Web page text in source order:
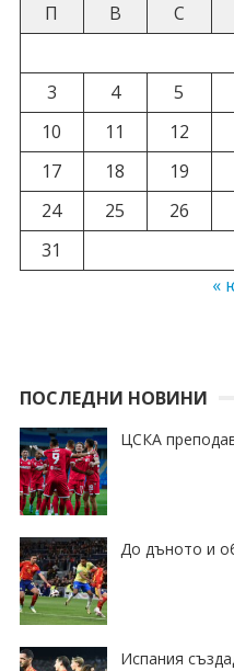
П
В С
3
4 5
10
11 12
17
18 19
24
25 26
31
«
ПОСЛЕДНИ НОВИНИ
ЦСКА
До дъното и
Испания